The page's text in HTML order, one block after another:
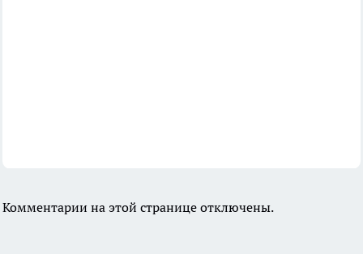
Комментарии на этой странице отключены.